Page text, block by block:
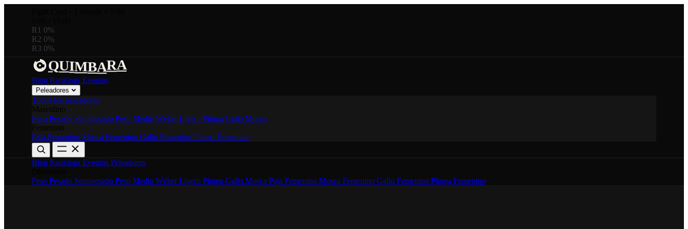
R1 0%
R2 0%
R3 0%
QUIMBARA
Blog Rankings Eventos
Peleadores
Todos los peleadores
Peso Pesado Semipesado Peso Medio WélterLigero Pluma Gallo Mosca
Paja Femenino Mosca Femenino Gallo Femenino Pluma Femenino
Blog Rankings Eventos Peleadores
Peso Pesado Semipesado Peso Medio WélterLigero Pluma Gallo Mosca Paja Femenino Mosca Femenino Gallo Femenino Pluma Femenino